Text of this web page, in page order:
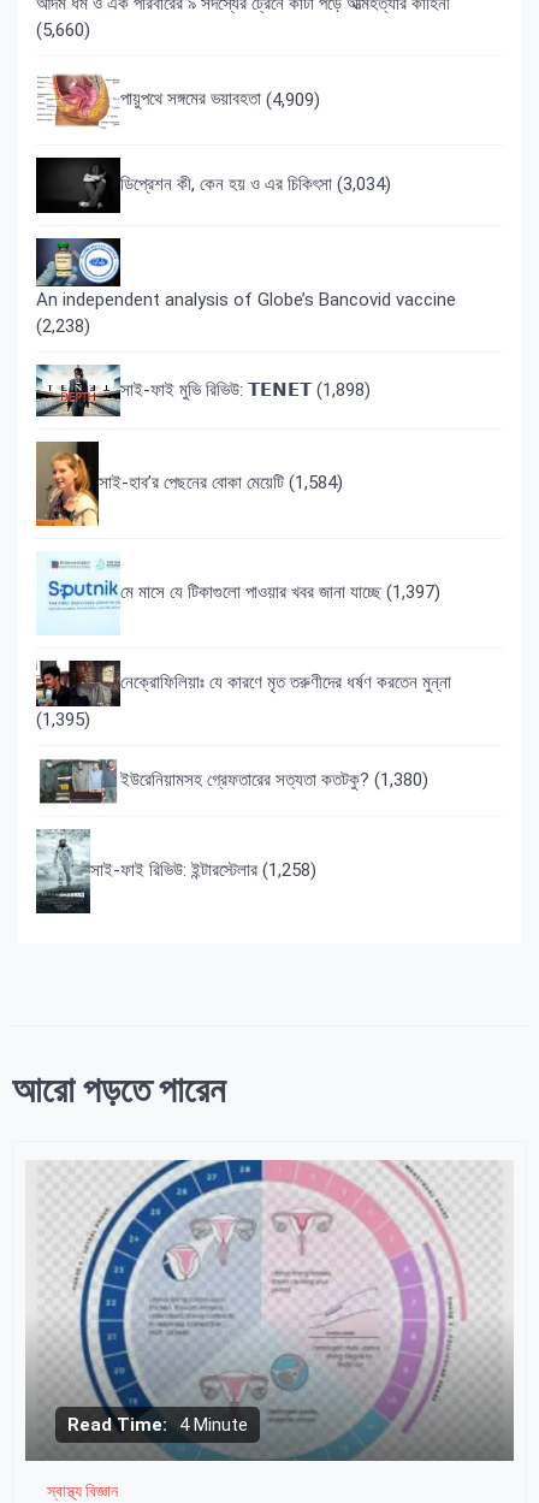
(5,660)
পায়ুপথে সঙ্গমের ভয়াবহতা (4,909)
ডিপ্রেশন কী, কেন হয় ও এর চিকিৎসা (3,034)
An independent analysis of Globe’s Bancovid vaccine
(2,238)
সাই-ফাই মুভি রিভিউ: 𝗧𝗘𝗡𝗘𝗧 (1,898)
সাই-হাব’র পেছনের বোকা মেয়েটি (1,584)
মে মাসে যে টিকাগুলো পাওয়ার খবর জানা যাচ্ছে (1,397)
নেক্রোফিলিয়াঃ যে কারণে মৃত তরুণীদের ধর্ষণ করতেন মুন্না
(1,395)
ইউরেনিয়ামসহ গ্রেফতারের সত্যতা কতটকু? (1,380)
সাই-ফাই রিভিউ: ইন্টারস্টেলার (1,258)
আরো পড়তে পারেন
Read Time: 4 Minute
স্বাস্থ্য বিজ্ঞান